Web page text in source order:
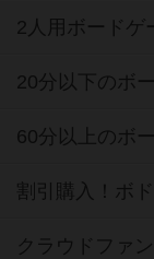
2人用ボードゲ
20分以下のボ
60分以上のボ
割引購入！ボ
クラウドファ